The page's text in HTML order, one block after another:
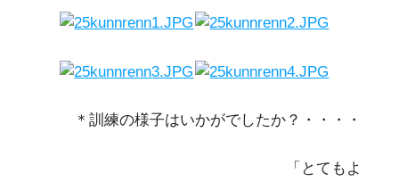
＊訓練の様子はいかがでしたか？・・・・
「とてもよ